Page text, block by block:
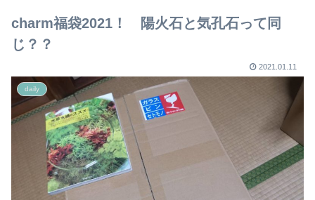
charm福袋2021！ 陽火石と気孔石って同
じ？？
2021.01.11
daily